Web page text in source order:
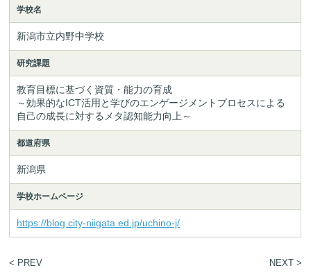
学校名
新潟市立内野中学校
研究課題
教育目標に基づく資質・能力の育成
～効果的なICT活用と学びのエンゲージメントプロセスによる
自己の成長に対するメタ認知能力向上～
都道府県
新潟県
学校ホームページ
https://blog.city-niigata.ed.jp/uchino-j/
< PREV NEXT >